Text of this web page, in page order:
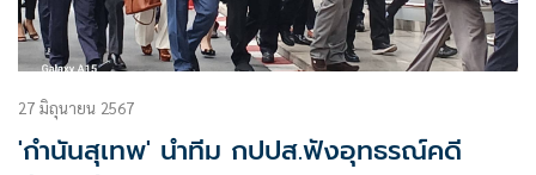
27 มิถุนายน 2567
'กำนันสุเทพ' นำทีม กปปส.ฟังอุทธรณ์คดี